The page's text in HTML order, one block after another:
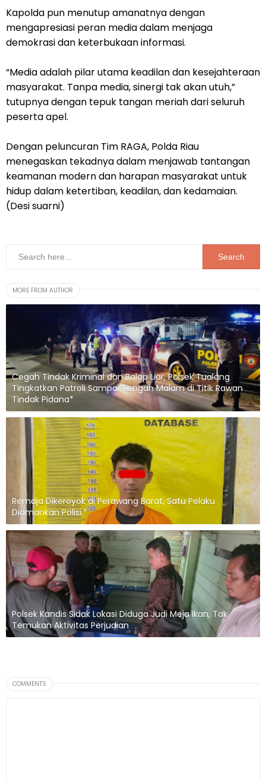
Kapolda pun menutup amanatnya dengan
mengapresiasi peran media dalam menjaga
demokrasi dan keterbukaan informasi.
“Media adalah pilar utama keadilan dan kesejahteraan
masyarakat. Tanpa media, sinergi tak akan utuh,”
tutupnya dengan tepuk tangan meriah dari seluruh
peserta apel.
Dengan peluncuran Tim RAGA, Polda Riau
menegaskan tekadnya dalam menjawab tantangan
keamanan modern dan harapan masyarakat untuk
hidup dalam ketertiban, keadilan, dan kedamaian.
(Desi suarni)
MORE FROM AUTHOR
Cegah Tindak Kriminal dan Balap Liar, Polsek Tualang
Tingkatkan Patroli Sampai Tengah Malam di Titik Rawan
Tindak Pidana*
Remaja Dikeroyok di Perawang Barat, Satu Pelaku
Diamankan Polisi.*
Polsek Kandis Sidak Lokasi Diduga Judi Meja Ikan, Tak
Temukan Aktivitas Perjudian
COMMENTS